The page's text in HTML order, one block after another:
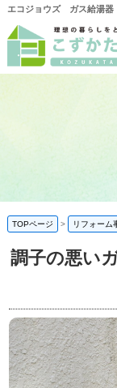
TOPページ リフォーム
調子の悪い